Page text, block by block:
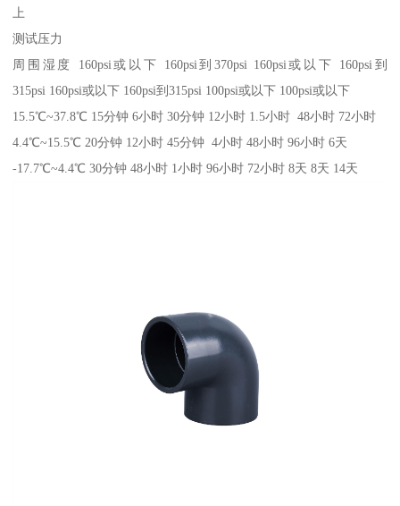
上
测试压力
周围湿度 160psi或以下 160psi到370psi 160psi或以下 160psi到
315psi 160psi或以下 160psi到315psi 100psi或以下 100psi或以下
15.5℃~37.8℃ 15分钟 6小时 30分钟 12小时 1.5小时 48小时 72小时
4.4℃~15.5℃ 20分钟 12小时 45分钟 4小时 48小时 96小时 6天
-17.7℃~4.4℃ 30分钟 48小时 1小时 96小时 72小时 8天 8天 14天